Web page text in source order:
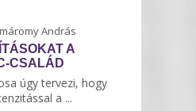
András
A
CSALÁD
úgy tervezi, hogy
a ...